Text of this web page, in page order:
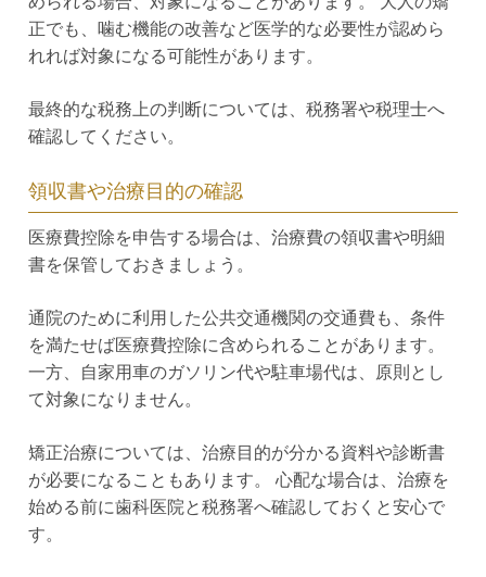
正でも、噛む機能の改善など医学的な必要性が認めら
れれば対象になる可能性があります。
最終的な税務上の判断については、税務署や税理士へ
確認してください。
領収書や治療目的の確認
医療費控除を申告する場合は、治療費の領収書や明細
書を保管しておきましょう。
通院のために利用した公共交通機関の交通費も、条件
を満たせば医療費控除に含められることがあります。
一方、自家用車のガソリン代や駐車場代は、原則とし
て対象になりません。
矯正治療については、治療目的が分かる資料や診断書
が必要になることもあります。 心配な場合は、治療を
始める前に歯科医院と税務署へ確認しておくと安心で
す。